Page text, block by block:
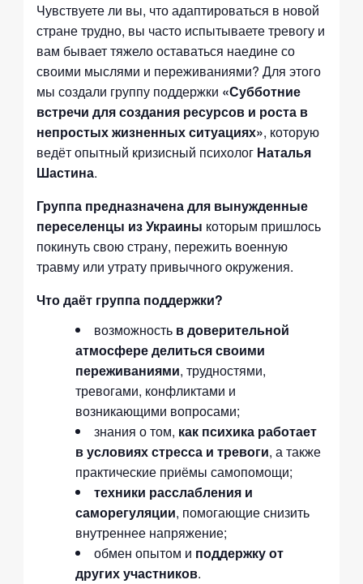
Чувствуете ли вы, что адаптироваться в новой
стране трудно, вы часто испытываете тревогу и
вам бывает тяжело оставаться наедине со
своими мыслями и переживаниями? Для этого
мы создали группу поддержки «Субботние
встречи для создания ресурсов и роста в
непростых жизненных ситуациях», которую
ведёт опытный кризисный психолог Наталья
Шастина.
Группа предназначена для вынужденные
переселенцы из Украины которым пришлось
покинуть свою страну, пережить военную
травму или утрату привычного окружения.
Что даёт группа поддержки?
возможность в доверительной
атмосфере делиться своими
переживаниями, трудностями,
тревогами, конфликтами и
возникающими вопросами;
знания о том, как психика работает
в условиях стресса и тревоги, а также
практические приёмы самопомощи;
техники расслабления и
саморегуляции, помогающие снизить
внутреннее напряжение;
обмен опытом и поддержку от
других участников.